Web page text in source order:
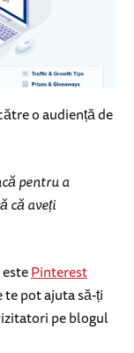
o audiență de
pentru a
că aveți
Pinterest
te pot ajuta să-ți
pe blogul